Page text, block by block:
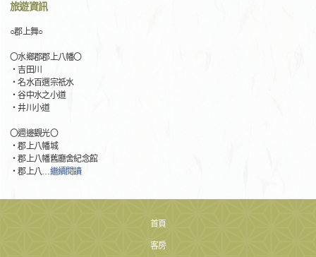
旅遊資訊
○郡上舞○
〇水鄉郡郡上八幡〇
・吉田川
・名水百選宗祇水
・谷中水之小道
・井川小道
〇週邊觀光〇
・郡上八幡城
・郡上八幡舊廳舍紀念館
・郡上八…繼續閱讀
首頁
客房